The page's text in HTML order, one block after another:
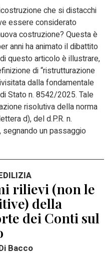
che si distacchi
essere considerato
costruzione? Questa è
anni ha animato il dibattito
questo articolo è illustrare,
di “ristrutturazione
dalla fondamentale
Stato n. 8542/2025. Tale
risolutiva della norma
d), del d.P.R. n.
un passaggio
rilievi (non le
della
dei Conti sul
Bacco